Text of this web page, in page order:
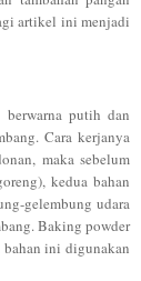
artikel ini menjadi
putih dan
Cara kerjanya
maka sebelum
kedua bahan
gelembung udara
Baking powder
bahan ini digunakan